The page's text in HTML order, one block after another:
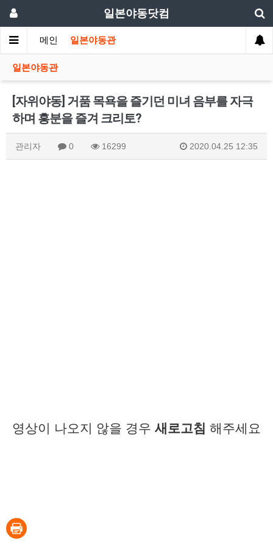
일본야동닷컴
메인 일본야동관
일본야동관
[자위야동] 거품 목욕을 즐기던 미녀 음부를 자극
하며 흥분을 즐겨 크리토?
관리자 0 16299 2020.04.25 12:35
영상이 나오지 않을 경우 새로고침 해주세요